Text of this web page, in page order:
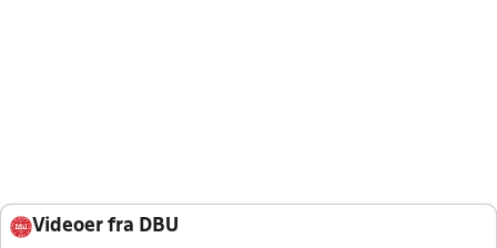
Videoer fra DBU